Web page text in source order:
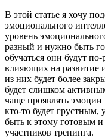
В этой статье я хочу
эмоционального
уровень
разный и нужно быть
обучаться они будут
влияющих на развитие
из них будет более
будет слишком
чаще проявлять эмоции
кто-то будет
быть к этому готовым
участников тренинга.